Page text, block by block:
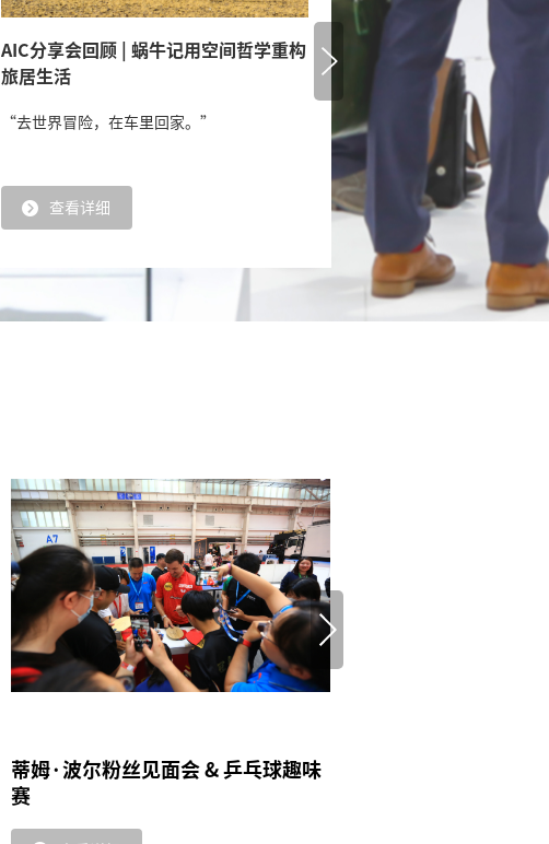
AIC分享会回顾 | 蜗牛记用空间哲学重构
旅居生活
“去世界冒险，在车里回家。”
查看详细
会议回顾 | CIVD专家全维
市场
一场关于欧洲房车市场的全景
查看详细
蒂姆·波尔粉丝见面会 & 乒乓球趣味
赛